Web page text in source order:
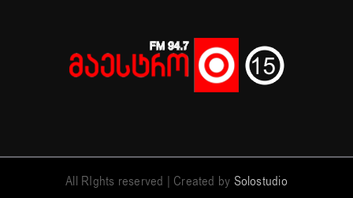
All RIghts reserved | Created by Solostudio